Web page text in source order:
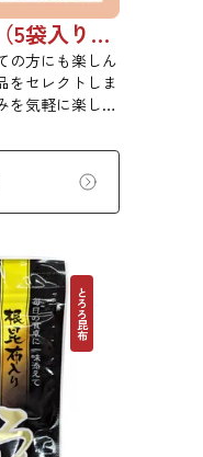
初めての昆布セット（5袋入り）【初回購入は20％OFF】
の方にも楽しん
をセレクトしま
を気軽に楽しめ
。ご自宅用は
や贈り物にもど
化粧箱ではな
届けとなりま
らかじめご留意
とろろ昆布